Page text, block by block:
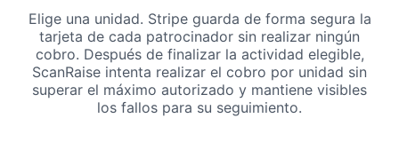
Elige una unidad. Stripe guarda de forma segura la
tarjeta de cada patrocinador sin realizar ningún
cobro. Después de finalizar la actividad elegible,
ScanRaise intenta realizar el cobro por unidad sin
superar el máximo autorizado y mantiene visibles
los fallos para su seguimiento.